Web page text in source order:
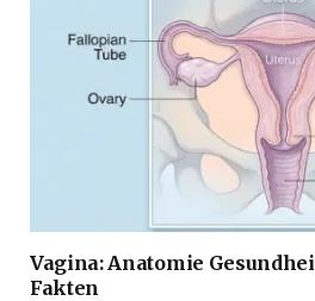
Vagina: Anatomie
Fakten